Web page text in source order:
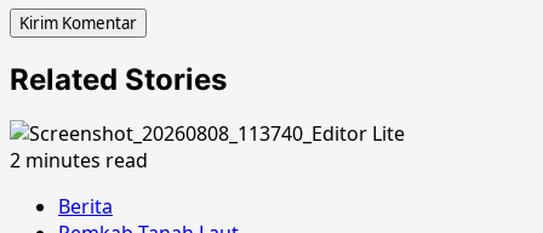
Related Stories
2 minutes read
Berita